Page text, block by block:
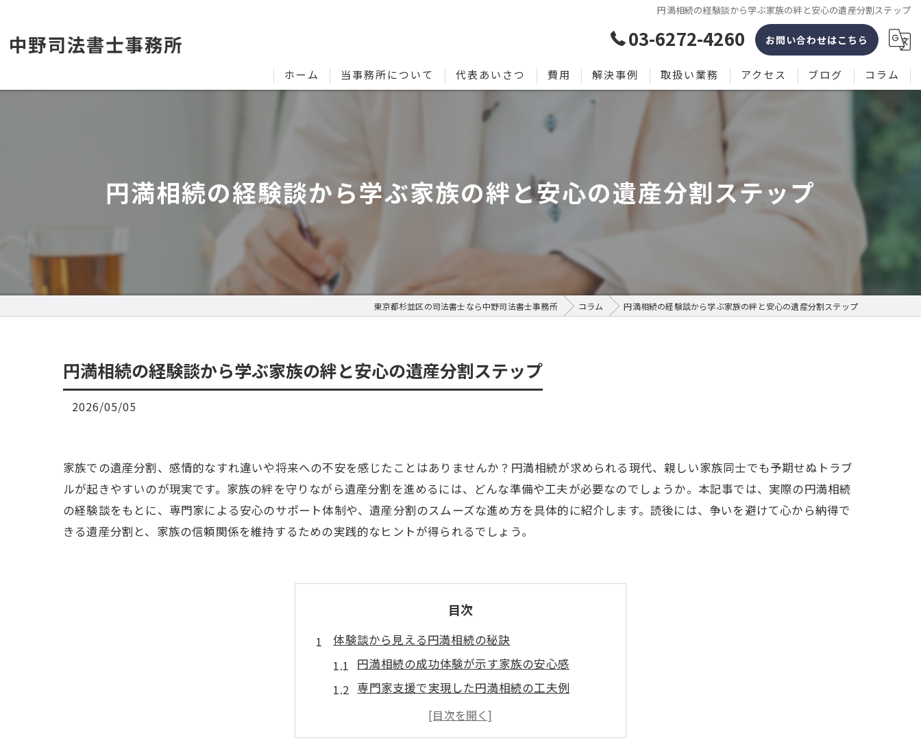
円満相続の経験談から学ぶ家族の絆と安心の遺産分割ステップ
03-6272-4260 お問い合わせはこちら
ホーム 当事務所について 代表あいさつ 費用 解決事例 取扱い業務
遺言・生前対策
不動産登記・名義変更
商業・法人登記／会社法務
アクセス ブログ コラム
円満相続の経験談から学ぶ家族の絆と安心の遺産分割ステップ
東京都杉並区の司法書士なら中野司法書士事務所 コラム 円満相続の経験談から学ぶ家族の絆と安心の遺産分割ステップ
円満相続の経験談から学ぶ家族の絆と安心の遺産分割ステップ
2026/05/05
家族での遺産分割、感情的なすれ違いや将来への不安を感じたことはありませんか？円満相続が求められる現代、親しい家族同士でも予期せぬトラブ
ルが起きやすいのが現実です。家族の絆を守りながら遺産分割を進めるには、どんな準備や工夫が必要なのでしょうか。本記事では、実際の円満相続
の経験談をもとに、専門家による安心のサポート体制や、遺産分割のスムーズな進め方を具体的に紹介します。読後には、争いを避けて心から納得で
きる遺産分割と、家族の信頼関係を維持するための実践的なヒントが得られるでしょう。
目次
体験談から見える円満相続の秘訣
円満相続の成功体験が示す家族の安心感
専門家支援で実現した円満相続の工夫例
円満相続の秘訣を体験談から具体解説
家族の信頼関係を深めた円満相続の道